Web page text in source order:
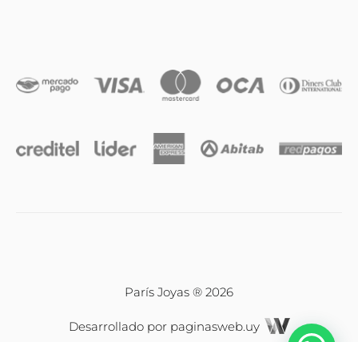
Iniciales
Relojes
París Joyas ® 2026
Desarrollado por paginasweb.uy